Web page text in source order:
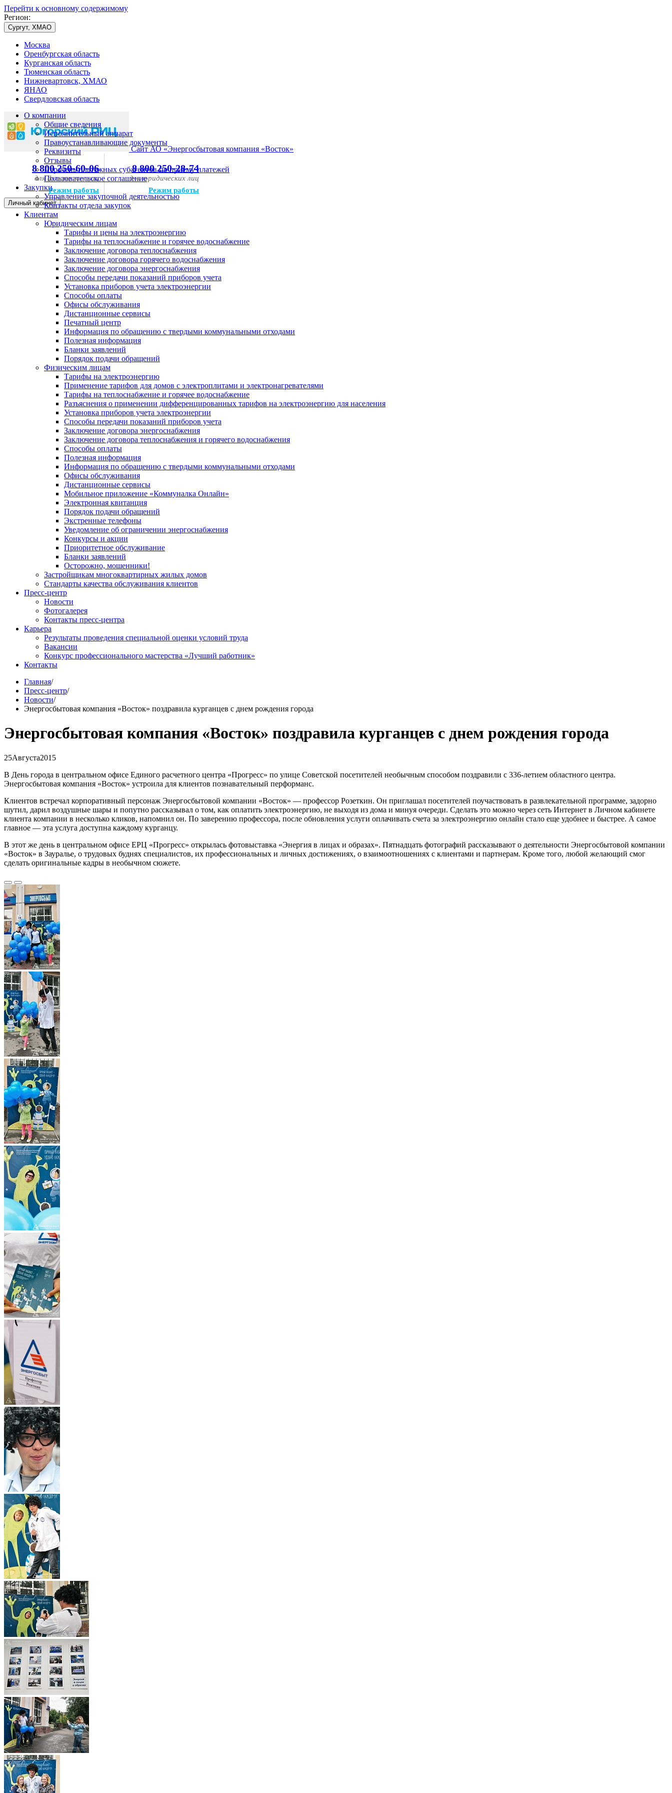
Перейти к основному содержимому
Регион:
Сургут, ХМАО
Москва
Оренбургская область
Курганская область
Тюменская область
Нижневартовск, ХМАО
ЯНАО
Свердловская область
Сайт АО «Энергосбытовая компания «Восток»
8 800 250-60-06
для физических лиц
Режим работы
8 800 250-28-74
для юридических лиц
Режим работы
Личный кабинет
О компании
Общие сведения
Исполнительный аппарат
Правоустанавливающие документы
Реквизиты
Отзывы
Перечень платежных субагентов по приему платежей
Пользовательское соглашение
Закупки
Управление закупочной деятельностью
Контакты отдела закупок
Клиентам
Юридическим лицам
Тарифы и цены на электроэнергию
Тарифы на теплоснабжение и горячее водоснабжение
Заключение договора теплоснабжения
Заключение договора горячего водоснабжения
Заключение договора энергоснабжения
Способы передачи показаний приборов учета
Установка приборов учета электроэнергии
Способы оплаты
Офисы обслуживания
Дистанционные сервисы
Печатный центр
Информация по обращению с твердыми коммунальными отходами
Полезная информация
Бланки заявлений
Порядок подачи обращений
Физическим лицам
Тарифы на электроэнергию
Применение тарифов для домов с электроплитами и электронагревателями
Тарифы на теплоснабжение и горячее водоснабжение
Разъяснения о применении дифференцированных тарифов на электроэнергию для населения
Установка приборов учета электроэнергии
Способы передачи показаний приборов учета
Заключение договора энергоснабжения
Заключение договора теплоснабжения и горячего водоснабжения
Способы оплаты
Полезная информация
Информация по обращению с твердыми коммунальными отходами
Офисы обслуживания
Дистанционные сервисы
Мобильное приложение «Коммуналка Онлайн»
Электронная квитанция
Порядок подачи обращений
Экстренные телефоны
Уведомление об ограничении энергоснабжения
Конкурсы и акции
Приоритетное обслуживание
Бланки заявлений
Осторожно, мошенники!
Застройщикам многоквартирных жилых домов
Стандарты качества обслуживания клиентов
Пресс-центр
Новости
Фотогалерея
Контакты пресс-центра
Карьера
Результаты проведения специальной оценки условий труда
Вакансии
Конкурс профессионального мастерства «Лучший работник»
Контакты
Главная/
Пресс-центр/
Новости/
Энергосбытовая компания «Восток» поздравила курганцев с днем рождения города
Энергосбытовая компания «Восток» поздравила курганцев с днем рождения города
25Августа2015
В День города в центральном офисе Единого расчетного центра «Прогресс» по улице Советской посетителей необычным способом поздравили с 336-летием областного центра.
Энергосбытовая компания «Восток» устроила для клиентов познавательный перформанс.
Клиентов встречал корпоративный персонаж Энергосбытовой компании «Восток» — профессор Розеткин. Он приглашал посетителей поучаствовать в развлекательной программе, задорно
шутил, дарил воздушные шары и попутно рассказывал о том, как оплатить электроэнергию, не выходя из дома и минуя очереди. Сделать это можно через сеть Интернет в Личном кабинете
клиента компании в несколько кликов, напомнил он. По заверению профессора, после обновления услуги оплачивать счета за электроэнергию онлайн стало еще удобнее и быстрее. А самое
главное — эта услуга доступна каждому курганцу.
В этот же день в центральном офисе ЕРЦ «Прогресс» открылась фотовыставка «Энергия в лицах и образах». Пятнадцать фотографий рассказывают о деятельности Энергосбытовой компании
«Восток» в Зауралье, о трудовых буднях специалистов, их профессиональных и личных достижениях, о взаимоотношениях с клиентами и партнерам. Кроме того, любой желающий смог
сделать оригинальные кадры в необычном сюжете.